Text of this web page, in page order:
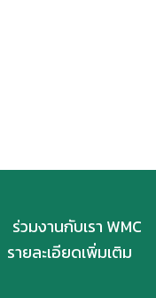
ร่วมงานกับเรา WMC
รายละเอียดเพิ่มเติม